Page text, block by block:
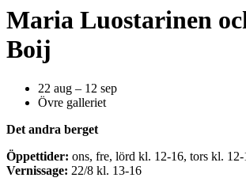
Maria Luostarinen
Boij
22 aug – 12 sep
Övre galleriet
Det andra berget
Öppettider: ons, fre, lörd kl. 12-16, tors kl. 12-
Vernissage: 22/8 kl. 13-16